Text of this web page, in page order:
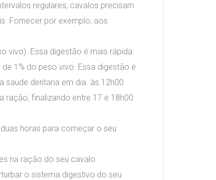
regulares; cavalos precisam
Fornecer por exemplo, aos
vivo). Essa digestão é mais rápida.
1% do peso vivo. Essa digestão é
saude dentaria em dia. às 12h00
ração, finalizando entre 17 e 18h00
horas para começar o seu
na ração do seu cavalo
o sistema digestivo do seu